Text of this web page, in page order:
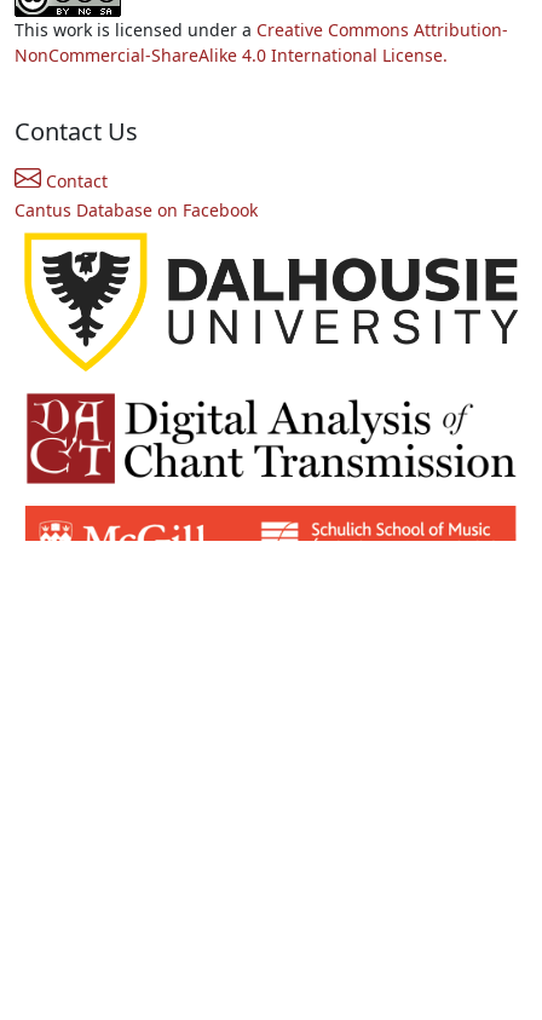
This work is licensed under a Creative Commons Attribution-
NonCommercial-ShareAlike 4.0 International License.
Contact Us
Contact
Cantus Database on Facebook